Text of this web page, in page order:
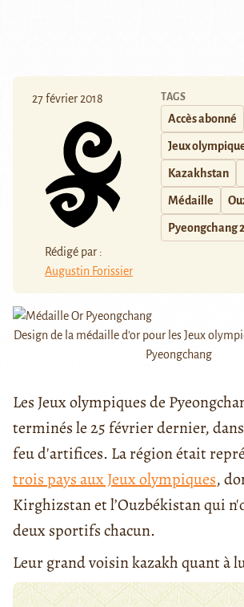
27 février 2018
Rédigé par :
Augustin Forissier
TAGS
Accès abonné
Jeux
Kazakhstan
Médaille
Pyeongchang
Design de la médaille d'or pour les Jeux
Pyeongchang
Les Jeux olympiques de
terminés le 25 février dernier,
feu d'artifices. La région était
trois pays aux Jeux olympiques,
Kirghizstan et l’Ouzbékistan qui
deux sportifs chacun.
Leur grand voisin kazakh quant à